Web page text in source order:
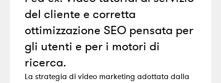
del cliente e corretta
ottimizzazione SEO pensata per
gli utenti e per i motori di
ricerca.
La strategia di video marketing adottata dalla